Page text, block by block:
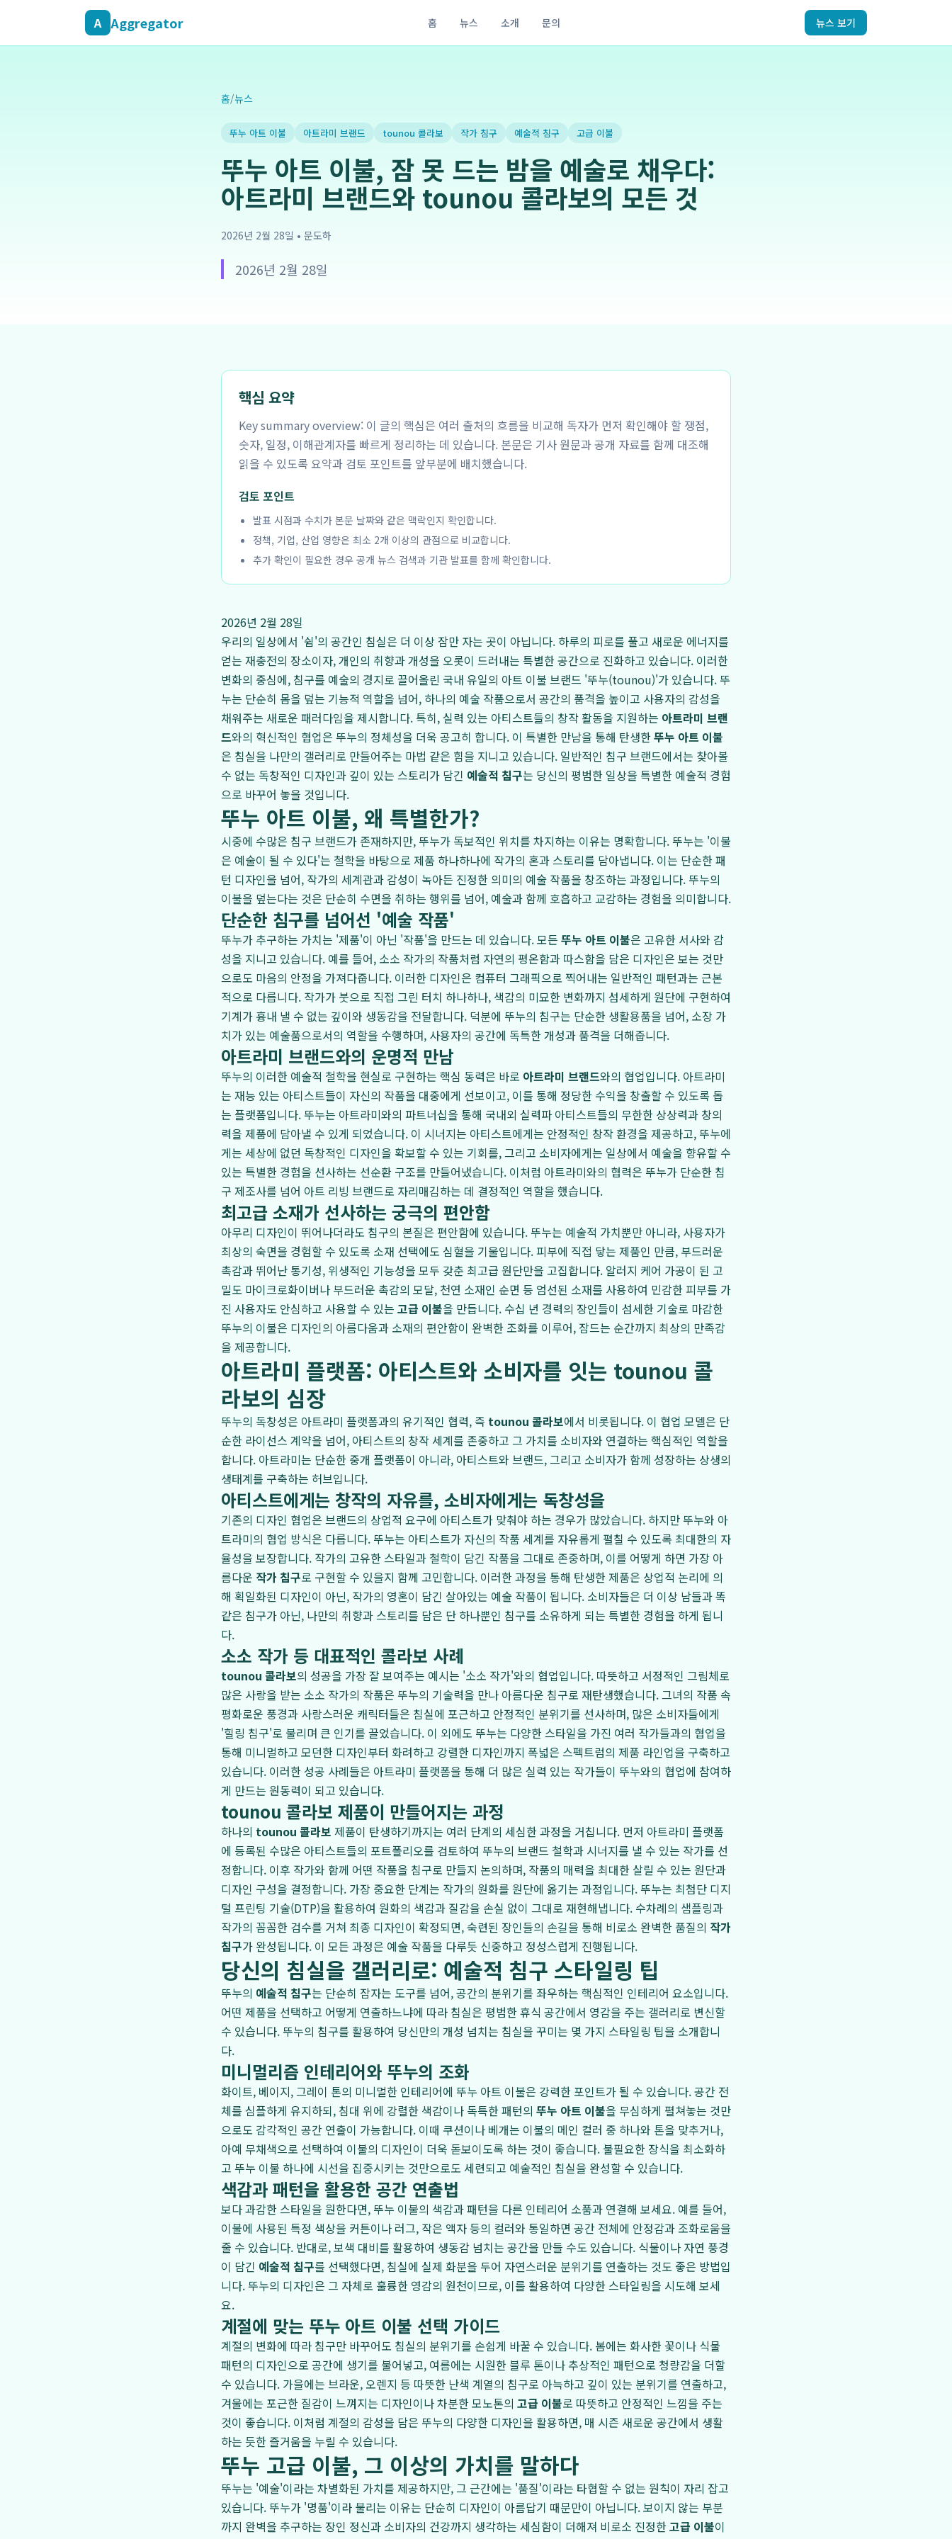
A Aggregator 홈 뉴스 소개 문의 뉴스 보기
홈/뉴스
뚜누 아트 이불 아트라미 브랜드 tounou 콜라보 작가 침구 예술적 침구 고급 이불
뚜누 아트 이불, 잠 못 드는 밤을 예술로 채우다:
아트라미 브랜드와 tounou 콜라보의 모든 것
2026년 2월 28일 • 문도하
2026년 2월 28일
핵심 요약
Key summary overview: 이 글의 핵심은 여러 출처의 흐름을 비교해 독자가 먼저 확인해야 할 쟁점,
숫자, 일정, 이해관계자를 빠르게 정리하는 데 있습니다. 본문은 기사 원문과 공개 자료를 함께 대조해
읽을 수 있도록 요약과 검토 포인트를 앞부분에 배치했습니다.
검토 포인트
발표 시점과 수치가 본문 날짜와 같은 맥락인지 확인합니다.
정책, 기업, 산업 영향은 최소 2개 이상의 관점으로 비교합니다.
추가 확인이 필요한 경우 공개 뉴스 검색과 기관 발표를 함께 확인합니다.
2026년 2월 28일
우리의 일상에서 '쉼'의 공간인 침실은 더 이상 잠만 자는 곳이 아닙니다. 하루의 피로를 풀고 새로운 에너지를
얻는 재충전의 장소이자, 개인의 취향과 개성을 오롯이 드러내는 특별한 공간으로 진화하고 있습니다. 이러한
변화의 중심에, 침구를 예술의 경지로 끌어올린 국내 유일의 아트 이불 브랜드 '뚜누(tounou)'가 있습니다. 뚜
누는 단순히 몸을 덮는 기능적 역할을 넘어, 하나의 예술 작품으로서 공간의 품격을 높이고 사용자의 감성을
채워주는 새로운 패러다임을 제시합니다. 특히, 실력 있는 아티스트들의 창작 활동을 지원하는 아트라미 브랜
드와의 혁신적인 협업은 뚜누의 정체성을 더욱 공고히 합니다. 이 특별한 만남을 통해 탄생한뚜누 아트 이불
은 침실을 나만의 갤러리로 만들어주는 마법 같은 힘을 지니고 있습니다. 일반적인 침구 브랜드에서는 찾아볼
수 없는 독창적인 디자인과 깊이 있는 스토리가 담긴 예술적 침구는 당신의 평범한 일상을 특별한 예술적 경험
으로 바꾸어 놓을 것입니다.
뚜누 아트 이불, 왜 특별한가?
시중에 수많은 침구 브랜드가 존재하지만, 뚜누가 독보적인 위치를 차지하는 이유는 명확합니다. 뚜누는 '이불
은 예술이 될 수 있다'는 철학을 바탕으로 제품 하나하나에 작가의 혼과 스토리를 담아냅니다. 이는 단순한 패
턴 디자인을 넘어, 작가의 세계관과 감성이 녹아든 진정한 의미의 예술 작품을 창조하는 과정입니다. 뚜누의
이불을 덮는다는 것은 단순히 수면을 취하는 행위를 넘어, 예술과 함께 호흡하고 교감하는 경험을 의미합니다.
단순한 침구를 넘어선 '예술 작품'
뚜누가 추구하는 가치는 '제품'이 아닌 '작품'을 만드는 데 있습니다. 모든 뚜누 아트 이불은 고유한 서사와 감
성을 지니고 있습니다. 예를 들어, 소소 작가의 작품처럼 자연의 평온함과 따스함을 담은 디자인은 보는 것만
으로도 마음의 안정을 가져다줍니다. 이러한 디자인은 컴퓨터 그래픽으로 찍어내는 일반적인 패턴과는 근본
적으로 다릅니다. 작가가 붓으로 직접 그린 터치 하나하나, 색감의 미묘한 변화까지 섬세하게 원단에 구현하여
기계가 흉내 낼 수 없는 깊이와 생동감을 전달합니다. 덕분에 뚜누의 침구는 단순한 생활용품을 넘어, 소장 가
치가 있는 예술품으로서의 역할을 수행하며, 사용자의 공간에 독특한 개성과 품격을 더해줍니다.
아트라미 브랜드와의 운명적 만남
뚜누의 이러한 예술적 철학을 현실로 구현하는 핵심 동력은 바로 아트라미 브랜드와의 협업입니다. 아트라미
는 재능 있는 아티스트들이 자신의 작품을 대중에게 선보이고, 이를 통해 정당한 수익을 창출할 수 있도록 돕
는 플랫폼입니다. 뚜누는 아트라미와의 파트너십을 통해 국내외 실력파 아티스트들의 무한한 상상력과 창의
력을 제품에 담아낼 수 있게 되었습니다. 이 시너지는 아티스트에게는 안정적인 창작 환경을 제공하고, 뚜누에
게는 세상에 없던 독창적인 디자인을 확보할 수 있는 기회를, 그리고 소비자에게는 일상에서 예술을 향유할 수
있는 특별한 경험을 선사하는 선순환 구조를 만들어냈습니다. 이처럼 아트라미와의 협력은 뚜누가 단순한 침
구 제조사를 넘어 아트 리빙 브랜드로 자리매김하는 데 결정적인 역할을 했습니다.
최고급 소재가 선사하는 궁극의 편안함
아무리 디자인이 뛰어나더라도 침구의 본질은 편안함에 있습니다. 뚜누는 예술적 가치뿐만 아니라, 사용자가
최상의 숙면을 경험할 수 있도록 소재 선택에도 심혈을 기울입니다. 피부에 직접 닿는 제품인 만큼, 부드러운
촉감과 뛰어난 통기성, 위생적인 기능성을 모두 갖춘 최고급 원단만을 고집합니다. 알러지 케어 가공이 된 고
밀도 마이크로화이버나 부드러운 촉감의 모달, 천연 소재인 순면 등 엄선된 소재를 사용하여 민감한 피부를 가
진 사용자도 안심하고 사용할 수 있는 고급 이불을 만듭니다. 수십 년 경력의 장인들이 섬세한 기술로 마감한
뚜누의 이불은 디자인의 아름다움과 소재의 편안함이 완벽한 조화를 이루어, 잠드는 순간까지 최상의 만족감
을 제공합니다.
아트라미 플랫폼: 아티스트와 소비자를 잇는 tounou 콜
라보의 심장
뚜누의 독창성은 아트라미 플랫폼과의 유기적인 협력, 즉 tounou 콜라보에서 비롯됩니다. 이 협업 모델은 단
순한 라이선스 계약을 넘어, 아티스트의 창작 세계를 존중하고 그 가치를 소비자와 연결하는 핵심적인 역할을
합니다. 아트라미는 단순한 중개 플랫폼이 아니라, 아티스트와 브랜드, 그리고 소비자가 함께 성장하는 상생의
생태계를 구축하는 허브입니다.
아티스트에게는 창작의 자유를, 소비자에게는 독창성을
기존의 디자인 협업은 브랜드의 상업적 요구에 아티스트가 맞춰야 하는 경우가 많았습니다. 하지만 뚜누와 아
트라미의 협업 방식은 다릅니다. 뚜누는 아티스트가 자신의 작품 세계를 자유롭게 펼칠 수 있도록 최대한의 자
율성을 보장합니다. 작가의 고유한 스타일과 철학이 담긴 작품을 그대로 존중하며, 이를 어떻게 하면 가장 아
름다운 작가 침구로 구현할 수 있을지 함께 고민합니다. 이러한 과정을 통해 탄생한 제품은 상업적 논리에 의
해 획일화된 디자인이 아닌, 작가의 영혼이 담긴 살아있는 예술 작품이 됩니다. 소비자들은 더 이상 남들과 똑
같은 침구가 아닌, 나만의 취향과 스토리를 담은 단 하나뿐인 침구를 소유하게 되는 특별한 경험을 하게 됩니
다.
소소 작가 등 대표적인 콜라보 사례
tounou 콜라보의 성공을 가장 잘 보여주는 예시는 '소소 작가'와의 협업입니다. 따뜻하고 서정적인 그림체로
많은 사랑을 받는 소소 작가의 작품은 뚜누의 기술력을 만나 아름다운 침구로 재탄생했습니다. 그녀의 작품 속
평화로운 풍경과 사랑스러운 캐릭터들은 침실에 포근하고 안정적인 분위기를 선사하며, 많은 소비자들에게
'힐링 침구'로 불리며 큰 인기를 끌었습니다. 이 외에도 뚜누는 다양한 스타일을 가진 여러 작가들과의 협업을
통해 미니멀하고 모던한 디자인부터 화려하고 강렬한 디자인까지 폭넓은 스펙트럼의 제품 라인업을 구축하고
있습니다. 이러한 성공 사례들은 아트라미 플랫폼을 통해 더 많은 실력 있는 작가들이 뚜누와의 협업에 참여하
게 만드는 원동력이 되고 있습니다.
tounou 콜라보 제품이 만들어지는 과정
하나의 tounou 콜라보 제품이 탄생하기까지는 여러 단계의 세심한 과정을 거칩니다. 먼저 아트라미 플랫폼
에 등록된 수많은 아티스트들의 포트폴리오를 검토하여 뚜누의 브랜드 철학과 시너지를 낼 수 있는 작가를 선
정합니다. 이후 작가와 함께 어떤 작품을 침구로 만들지 논의하며, 작품의 매력을 최대한 살릴 수 있는 원단과
디자인 구성을 결정합니다. 가장 중요한 단계는 작가의 원화를 원단에 옮기는 과정입니다. 뚜누는 최첨단 디지
털 프린팅 기술(DTP)을 활용하여 원화의 색감과 질감을 손실 없이 그대로 재현해냅니다. 수차례의 샘플링과
작가의 꼼꼼한 검수를 거쳐 최종 디자인이 확정되면, 숙련된 장인들의 손길을 통해 비로소 완벽한 품질의 작가
침구가 완성됩니다. 이 모든 과정은 예술 작품을 다루듯 신중하고 정성스럽게 진행됩니다.
당신의 침실을 갤러리로: 예술적 침구 스타일링 팁
뚜누의 예술적 침구는 단순히 잠자는 도구를 넘어, 공간의 분위기를 좌우하는 핵심적인 인테리어 요소입니다.
어떤 제품을 선택하고 어떻게 연출하느냐에 따라 침실은 평범한 휴식 공간에서 영감을 주는 갤러리로 변신할
수 있습니다. 뚜누의 침구를 활용하여 당신만의 개성 넘치는 침실을 꾸미는 몇 가지 스타일링 팁을 소개합니
다.
미니멀리즘 인테리어와 뚜누의 조화
화이트, 베이지, 그레이 톤의 미니멀한 인테리어에 뚜누 아트 이불은 강력한 포인트가 될 수 있습니다. 공간 전
체를 심플하게 유지하되, 침대 위에 강렬한 색감이나 독특한 패턴의 뚜누 아트 이불을 무심하게 펼쳐놓는 것만
으로도 감각적인 공간 연출이 가능합니다. 이때 쿠션이나 베개는 이불의 메인 컬러 중 하나와 톤을 맞추거나,
아예 무채색으로 선택하여 이불의 디자인이 더욱 돋보이도록 하는 것이 좋습니다. 불필요한 장식을 최소화하
고 뚜누 이불 하나에 시선을 집중시키는 것만으로도 세련되고 예술적인 침실을 완성할 수 있습니다.
색감과 패턴을 활용한 공간 연출법
보다 과감한 스타일을 원한다면, 뚜누 이불의 색감과 패턴을 다른 인테리어 소품과 연결해 보세요. 예를 들어,
이불에 사용된 특정 색상을 커튼이나 러그, 작은 액자 등의 컬러와 통일하면 공간 전체에 안정감과 조화로움을
줄 수 있습니다. 반대로, 보색 대비를 활용하여 생동감 넘치는 공간을 만들 수도 있습니다. 식물이나 자연 풍경
이 담긴 예술적 침구를 선택했다면, 침실에 실제 화분을 두어 자연스러운 분위기를 연출하는 것도 좋은 방법입
니다. 뚜누의 디자인은 그 자체로 훌륭한 영감의 원천이므로, 이를 활용하여 다양한 스타일링을 시도해 보세
요.
계절에 맞는 뚜누 아트 이불 선택 가이드
계절의 변화에 따라 침구만 바꾸어도 침실의 분위기를 손쉽게 바꿀 수 있습니다. 봄에는 화사한 꽃이나 식물
패턴의 디자인으로 공간에 생기를 불어넣고, 여름에는 시원한 블루 톤이나 추상적인 패턴으로 청량감을 더할
수 있습니다. 가을에는 브라운, 오렌지 등 따뜻한 난색 계열의 침구로 아늑하고 깊이 있는 분위기를 연출하고,
겨울에는 포근한 질감이 느껴지는 디자인이나 차분한 모노톤의 고급 이불로 따뜻하고 안정적인 느낌을 주는
것이 좋습니다. 이처럼 계절의 감성을 담은 뚜누의 다양한 디자인을 활용하면, 매 시즌 새로운 공간에서 생활
하는 듯한 즐거움을 누릴 수 있습니다.
뚜누 고급 이불, 그 이상의 가치를 말하다
뚜누는 '예술'이라는 차별화된 가치를 제공하지만, 그 근간에는 '품질'이라는 타협할 수 없는 원칙이 자리 잡고
있습니다. 뚜누가 '명품'이라 불리는 이유는 단순히 디자인이 아름답기 때문만이 아닙니다. 보이지 않는 부분
까지 완벽을 추구하는 장인 정신과 소비자의 건강까지 생각하는 세심함이 더해져 비로소 진정한고급 이불이